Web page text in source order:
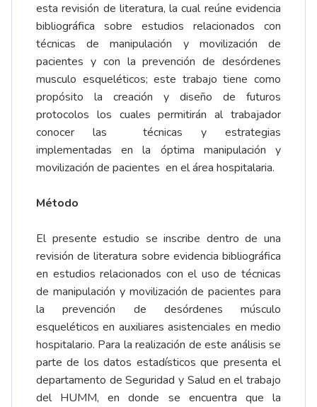
esta revisión de literatura, la cual reúne evidencia
bibliográfica sobre estudios relacionados con
técnicas de manipulación y movilización de
pacientes y con la prevención de desórdenes
musculo esqueléticos; este trabajo tiene como
propósito la creación y diseño de futuros
protocolos los cuales permitirán al trabajador
conocer las técnicas y estrategias
implementadas en la óptima manipulación y
movilización de pacientes en el área hospitalaria.
Método
El presente estudio se inscribe dentro de una
revisión de literatura sobre evidencia bibliográfica
en estudios relacionados con el uso de técnicas
de manipulación y movilización de pacientes para
la prevención de desórdenes músculo
esqueléticos en auxiliares asistenciales en medio
hospitalario. Para la realización de este análisis se
parte de los datos estadísticos que presenta el
departamento de Seguridad y Salud en el trabajo
del HUMM, en donde se encuentra que la